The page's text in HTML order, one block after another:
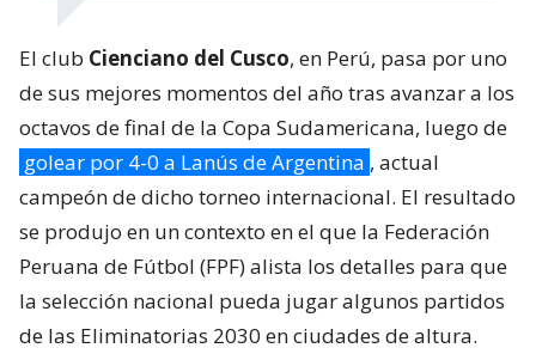
El club Cienciano del Cusco, en Perú, pasa por uno
de sus mejores momentos del año tras avanzar a los
octavos de final de la Copa Sudamericana, luego de
golear por 4-0 a Lanús de Argentina , actual
campeón de dicho torneo internacional. El resultado
se produjo en un contexto en el que la Federación
Peruana de Fútbol (FPF) alista los detalles para que
la selección nacional pueda jugar algunos partidos
de las Eliminatorias 2030 en ciudades de altura.